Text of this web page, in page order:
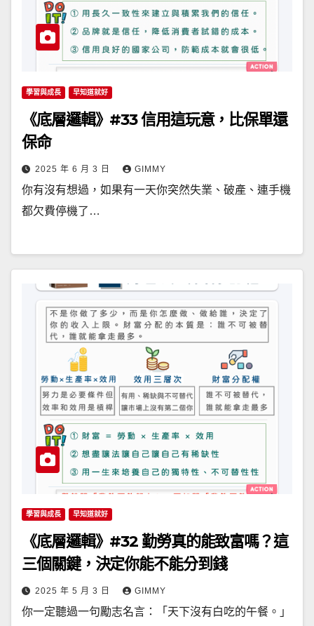
學習與成長 早知道就好
《底層邏輯》#33 信用這玩意，比保單還
保命
2025 年 6 月 3 日 GIMMY
你有沒有想過，如果有一天你突然失業、破產、連手機
都欠費停機了…
學習與成長 早知道就好
《底層邏輯》#32 勤勞真的能致富嗎？這
三個關鍵，決定你能不能分到錢
2025 年 5 月 3 日 GIMMY
你一定聽過一句勵志名言：「天下沒有白吃的午餐。」